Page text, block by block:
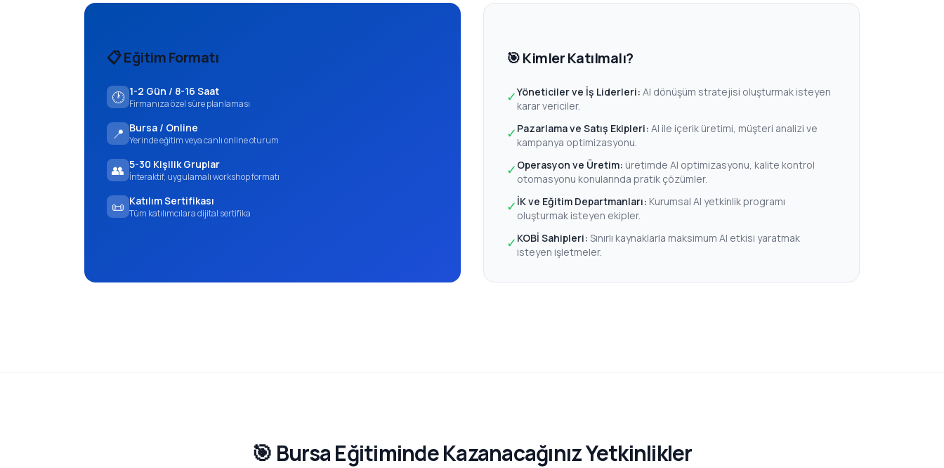
📋 Eğitim Formatı
🕐 1-2 Gün / 8-16 Saat
Firmanıza özel süre planlaması
📍 Bursa / Online
Yerinde eğitim veya canlı online oturum
👥 5-30 Kişilik Gruplar
İnteraktif, uygulamalı workshop formatı
📜 Katılım Sertifikası
Tüm katılımcılara dijital sertifika
🎯 Kimler Katılmalı?
✓Yöneticiler ve İş Liderleri: AI dönüşüm stratejisi oluşturmak isteyen
karar vericiler.
✓ Pazarlama ve Satış Ekipleri: AI ile içerik üretimi, müşteri analizi ve
kampanya optimizasyonu.
✓ Operasyon ve Üretim: üretimde AI optimizasyonu, kalite kontrol
otomasyonu konularında pratik çözümler.
✓ İK ve Eğitim Departmanları: Kurumsal AI yetkinlik programı
oluşturmak isteyen ekipler.
✓ KOBİ Sahipleri: Sınırlı kaynaklarla maksimum AI etkisi yaratmak
isteyen işletmeler.
🎯 Bursa Eğitiminde Kazanacağınız Yetkinlikler